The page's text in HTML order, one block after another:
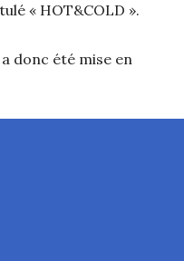
« HOT&COLD ».
donc été mise en